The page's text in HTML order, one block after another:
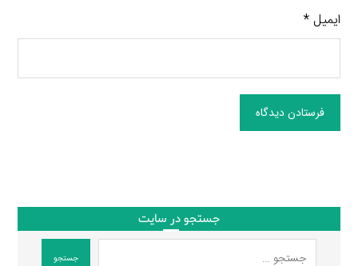
ایمیل*
فرستادن دیدگاه
جستجو در سایت
جستجو